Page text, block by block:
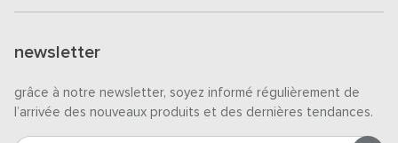
newsletter
grâce à notre newsletter, soyez informé régulièrement de
l’arrivée des nouveaux produits et des dernières tendances.